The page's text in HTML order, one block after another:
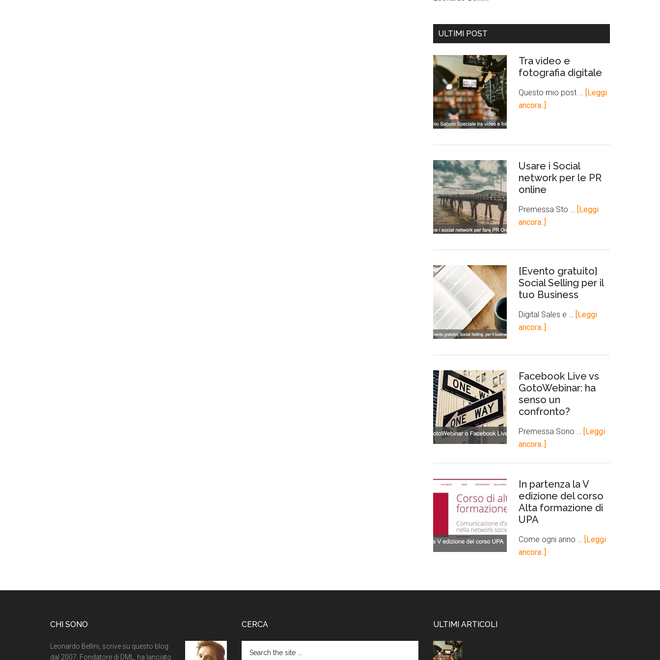
ULTIMI POST
Tra video e
fotografia digitale
Questo mio post …
[Leggi
ancora..]
Usare i Social
network per le PR
online
Premessa Sto …
[Leggi
ancora..]
[Evento gratuito]
Social Selling per il
tuo Business
Digital Sales e …
[Leggi
ancora..]
Facebook Live vs
GotoWebinar: ha
senso un
confronto?
Premessa Sono …
[Leggi
ancora..]
In partenza la V
edizione del corso
Alta formazione di
UPA
Come ogni anno …
[Leggi
ancora..]
CHI SONO
Leonardo Bellini, scrive su questo blog
dal 2007. Fondatore di DML, ha lanciato
CERCA ULTIMI ARTICOLI